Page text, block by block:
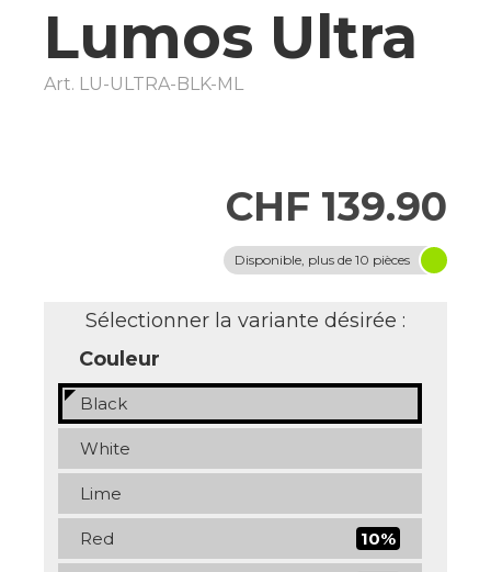
Lumos Ultra
Art. LU-ULTRA-BLK-ML
CHF 139.90
Disponible, plus de 10 pièces
Sélectionner la variante désirée :
Couleur
Black
White
Lime
Red 10%